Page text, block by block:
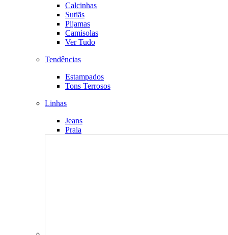
Calcinhas
Sutiãs
Pijamas
Camisolas
Ver Tudo
Tendências
Estampados
Tons Terrosos
Linhas
Jeans
Praia